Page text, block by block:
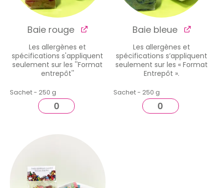
Baie rouge
Les allergènes et
spécifications s'appliquent
seulement sur les ''Format
entrepôt''
Sachet - 250 g
Baie bleue
Les allergènes et
spécifications s’appliquent
seulement sur les « Format
Entrepôt ».
Sachet - 250 g